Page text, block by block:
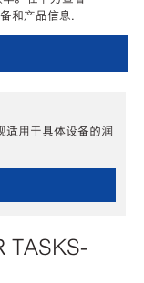
和产品信息.
适用于具体设备的润
TASKS-